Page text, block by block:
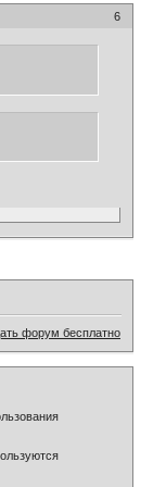
6
форум бесплатно